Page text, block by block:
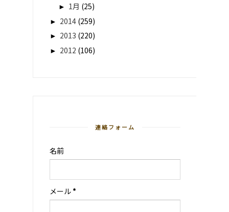
► 1月 (25)
► 2014 (259)
► 2013 (220)
► 2012 (106)
連絡フォーム
名前
メール *